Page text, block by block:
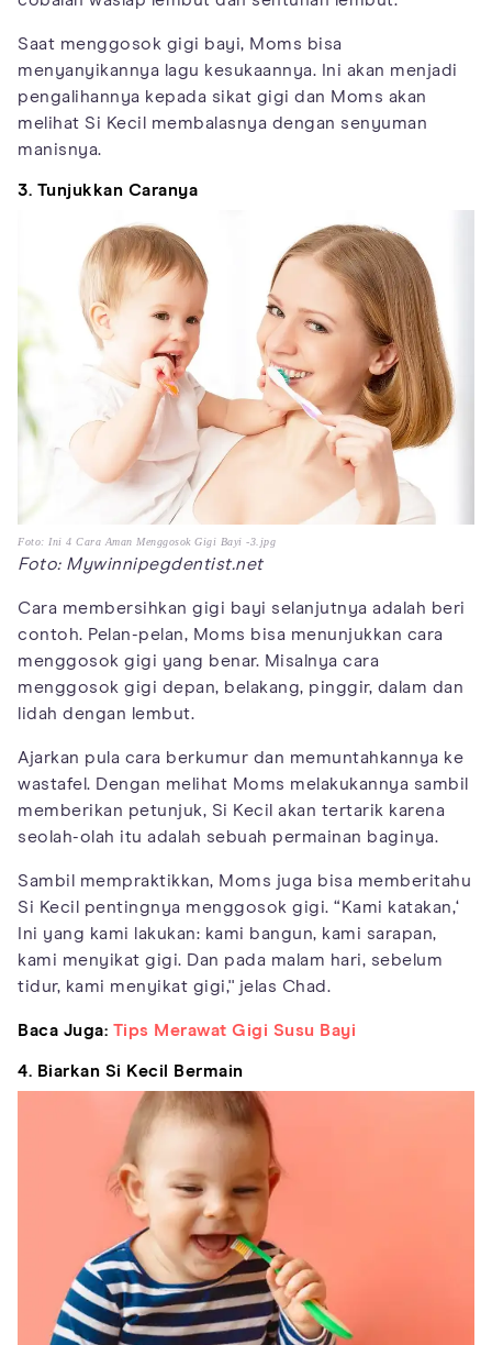
Saat menggosok gigi bayi, Moms bisa
menyanyikannya lagu kesukaannya. Ini akan menjadi
pengalihannya kepada sikat gigi dan Moms akan
melihat Si Kecil membalasnya dengan senyuman
manisnya.
3. Tunjukkan Caranya
Foto: Ini 4 Cara Aman Menggosok Gigi Bayi -3.jpg
Foto: Mywinnipegdentist.net
Cara membersihkan gigi bayi selanjutnya adalah beri
contoh. Pelan-pelan, Moms bisa menunjukkan cara
menggosok gigi yang benar. Misalnya cara
menggosok gigi depan, belakang, pinggir, dalam dan
lidah dengan lembut.
Ajarkan pula cara berkumur dan memuntahkannya ke
wastafel. Dengan melihat Moms melakukannya sambil
memberikan petunjuk, Si Kecil akan tertarik karena
seolah-olah itu adalah sebuah permainan baginya.
Sambil mempraktikkan, Moms juga bisa memberitahu
Si Kecil pentingnya menggosok gigi. “Kami katakan,‘
Ini yang kami lakukan: kami bangun, kami sarapan,
kami menyikat gigi. Dan pada malam hari, sebelum
tidur, kami menyikat gigi,'' jelas Chad.
Baca Juga: Tips Merawat Gigi Susu Bayi
4. Biarkan Si Kecil Bermain